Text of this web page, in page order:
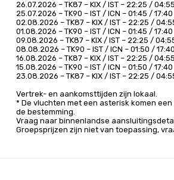
26.07.2026 – TK87 – KIX / IST – 22:25 /
25.07.2026 – TK90 – IST / ICN – 01:45 / 17:40
02.08.2026 – TK87 – KIX / IST – 22:25 /
01.08.2026 – TK90 – IST / ICN – 01:45 / 17:40
09.08.2026 – TK87 – KIX / IST – 22:25 /
08.08.2026 – TK90 – IST / ICN – 01:50 / 17:40
16.08.2026 – TK87 – KIX / IST – 22:25 /
15.08.2026 – TK90 – IST / ICN – 01:50 / 17:40
23.08.2026 – TK87 – KIX / IST – 22:25 /
Vertrek- en aankomsttijden zijn lokaal.
* De vluchten met een asterisk komen
de bestemming.
Vraag naar binnenlandse
Groepsprijzen zijn niet van toepassing,